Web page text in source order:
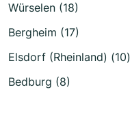
Würselen (18)
Bergheim (17)
Elsdorf (Rheinland) (10)
Bedburg (8)